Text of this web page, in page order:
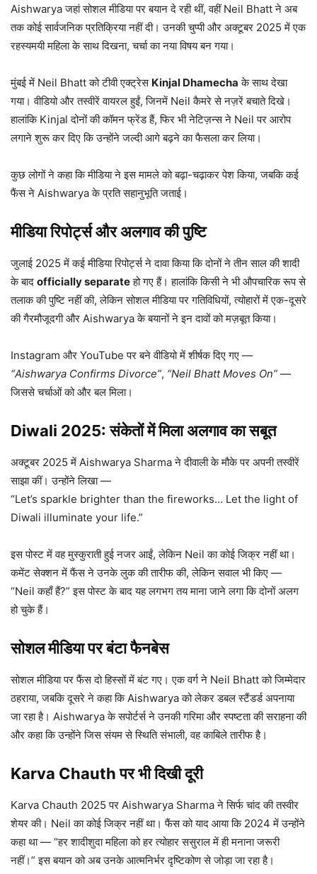
Aishwarya जहां सोशल मीडिया पर बयान दे रही थीं, वहीं Neil Bhatt ने अब
तक कोई सार्वजनिक प्रतिक्रिया नहीं दी। उनकी चुप्पी और अक्टूबर 2025 में एक
रहस्यमयी महिला के साथ दिखना, चर्चा का नया विषय बन गया।
मुंबई में Neil Bhatt को टीवी एक्ट्रेस Kinjal Dhamecha के साथ देखा
गया। वीडियो और तस्वीरें वायरल हुईं, जिनमें Neil कैमरे से नज़रें बचाते दिखे।
हालांकि Kinjal दोनों की कॉमन फ्रेंड हैं, फिर भी नेटिज़न्स ने Neil पर आरोप
लगाने शुरू कर दिए कि उन्होंने जल्दी आगे बढ़ने का फैसला कर लिया।
कुछ लोगों ने कहा कि मीडिया ने इस मामले को बढ़ा-चढ़ाकर पेश किया, जबकि कई
फैंस ने Aishwarya के प्रति सहानुभूति जताई।
मीडिया रिपोर्ट्स और अलगाव की पुष्टि
जुलाई 2025 में कई मीडिया रिपोर्ट्स ने दावा किया कि दोनों ने तीन साल की शादी
के बाद officially separateहो गए हैं। हालांकि किसी ने भी औपचारिक रूप से
तलाक की पुष्टि नहीं की, लेकिन सोशल मीडिया पर गतिविधियों, त्योहारों में एक-दूसरे
की गैरमौजूदगी और Aishwarya के बयानों ने इन दावों को मज़बूत किया।
Instagram और YouTube पर बने वीडियो में शीर्षक दिए गए —
“Aishwarya Confirms Divorce”, “Neil Bhatt Moves On” —
जिससे चर्चाओं को और बल मिला।
Diwali 2025: संकेतों में मिला अलगाव का सबूत
अक्टूबर 2025 में Aishwarya Sharma ने दीवाली के मौके पर अपनी तस्वीरें
साझा कीं। उन्होंने लिखा —
“Let’s sparkle brighter than the fireworks… Let the light of
Diwali illuminate your life.”
इस पोस्ट में वह मुस्कुराती हुई नजर आईं, लेकिन Neil का कोई जिक्र नहीं था।
कमेंट सेक्शन में फैंस ने उनके लुक की तारीफ की, लेकिन सवाल भी किए —
“Neil कहाँ हैं?” इस पोस्ट के बाद यह लगभग तय माना जाने लगा कि दोनों अलग
हो चुके हैं।
सोशल मीडिया पर बंटा फैनबेस
सोशल मीडिया पर फैंस दो हिस्सों में बंट गए। एक वर्ग ने Neil Bhatt को जिम्मेदार
ठहराया, जबकि दूसरे ने कहा कि Aishwarya को लेकर डबल स्टैंडर्ड अपनाया
जा रहा है। Aishwarya के सपोर्टर्स ने उनकी गरिमा और स्पष्टता की सराहना की
और कहा कि उन्होंने जिस संयम से स्थिति संभाली, वह काबिले तारीफ है।
Karva Chauth पर भी दिखी दूरी
Karva Chauth 2025 पर Aishwarya Sharma ने सिर्फ चांद की तस्वीर
शेयर की। Neil का कोई जिक्र नहीं था। फैंस को याद आया कि 2024 में उन्होंने
कहा था — “हर शादीशुदा महिला को हर त्योहार ससुराल में ही मनाना जरूरी
नहीं।” इस बयान को अब उनके आत्मनिर्भर दृष्टिकोण से जोड़ा जा रहा है।